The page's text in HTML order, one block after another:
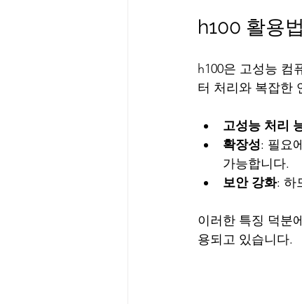
h100 활용
h100은 고성능 컴
터 처리와 복잡한
고성능 처리
확장성: 필요
가능합니다.
보안 강화: 하
이러한 특징 덕분
용되고 있습니다.